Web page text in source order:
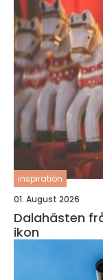
inspiration
01. August 2026
Dalahästen från enkel träleksak till svensk
ikon